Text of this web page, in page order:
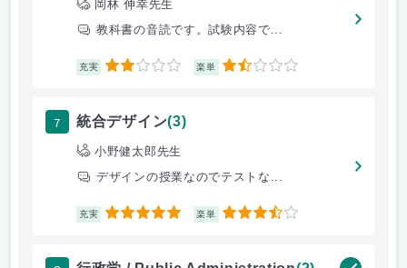
岡林 伸幸先生
教科書の音読です。試験内容で...
充実 2 楽単 1.5
7 統合デザイン(3)
小野健太郎先生
デザインの授業なのでテストな...
充実 5 楽単 3.5